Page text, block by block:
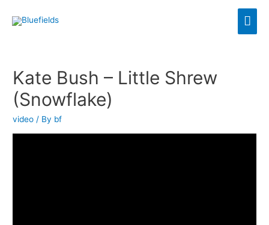
Kate Bush – Little Shrew
(Snowflake)
video / By bf